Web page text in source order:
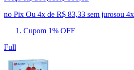
no Pix Ou 4x de R$ 83,33 sem jurosou 4
Cupom 1% OFF
Full